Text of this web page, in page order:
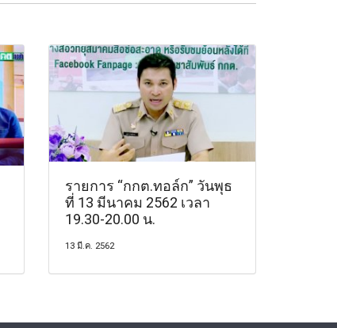
รายการ “กกต.ทอล์ก” วันพุธ
ที่ 13 มีนาคม 2562 เวลา
19.30-20.00 น.
13 มี.ค. 2562